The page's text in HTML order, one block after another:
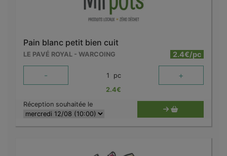
Pain blanc petit bien cuit
LE PAVÉ ROYAL - WARCOING 2.4€/pc
- 1 pc +
2.4€
Réception souhaitée le